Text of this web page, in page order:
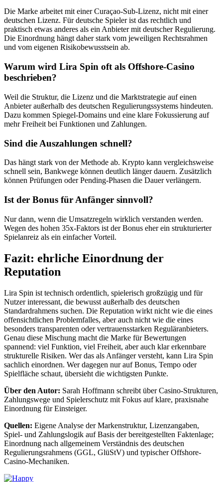
Die Marke arbeitet mit einer Curaçao-Sub-Lizenz, nicht mit einer
deutschen Lizenz. Für deutsche Spieler ist das rechtlich und
praktisch etwas anderes als ein Anbieter mit deutscher Regulierung.
Die Einordnung hängt daher stark vom jeweiligen Rechtsrahmen
und vom eigenen Risikobewusstsein ab.
Warum wird Lira Spin oft als Offshore-Casino
beschrieben?
Weil die Struktur, die Lizenz und die Marktstrategie auf einen
Anbieter außerhalb des deutschen Regulierungssystems hindeuten.
Dazu kommen Spiegel-Domains und eine klare Fokussierung auf
mehr Freiheit bei Funktionen und Zahlungen.
Sind die Auszahlungen schnell?
Das hängt stark von der Methode ab. Krypto kann vergleichsweise
schnell sein, Bankwege können deutlich länger dauern. Zusätzlich
können Prüfungen oder Pending-Phasen die Dauer verlängern.
Ist der Bonus für Anfänger sinnvoll?
Nur dann, wenn die Umsatzregeln wirklich verstanden werden.
Wegen des hohen 35x-Faktors ist der Bonus eher ein strukturierter
Spielanreiz als ein einfacher Vorteil.
Fazit: ehrliche Einordnung der
Reputation
Lira Spin ist technisch ordentlich, spielerisch großzügig und für
Nutzer interessant, die bewusst außerhalb des deutschen
Standardrahmens suchen. Die Reputation wirkt nicht wie die eines
offensichtlichen Problemfalles, aber auch nicht wie die eines
besonders transparenten oder vertrauensstarken Reguläranbieters.
Genau diese Mischung macht die Marke für Bewertungen
spannend: viel Funktion, viel Freiheit, aber auch klar erkennbare
strukturelle Risiken. Wer das als Anfänger versteht, kann Lira Spin
sachlich einordnen. Wer dagegen nur auf Bonus, Tempo oder
Spielfläche schaut, übersieht die wichtigsten Punkte.
Über den Autor: Sarah Hoffmann schreibt über Casino-Strukturen,
Zahlungswege und Spielerschutz mit Fokus auf klare, praxisnahe
Einordnung für Einsteiger.
Quellen: Eigene Analyse der Markenstruktur, Lizenzangaben,
Spiel- und Zahlungslogik auf Basis der bereitgestellten Faktenlage;
Einordnung nach allgemeinem Verständnis des deutschen
Regulierungsrahmens (GGL, GlüStV) und typischer Offshore-
Casino-Mechaniken.